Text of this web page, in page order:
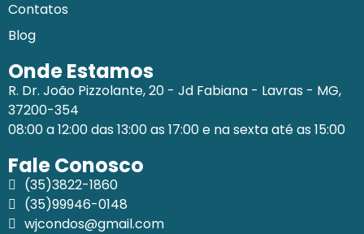
Contatos
Blog
Onde Estamos
R. Dr. João Pizzolante, 20 - Jd Fabiana - Lavras - MG,
37200-354
08:00 a 12:00 das 13:00 as 17:00 e na sexta até as 15:00
Fale Conosco
(35)3822-1860
(35)99946-0148
wjcondos@gmail.com